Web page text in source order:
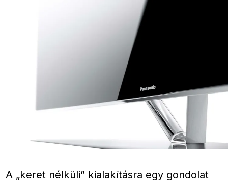
A „keret nélküli” kialakításra egy gondolat